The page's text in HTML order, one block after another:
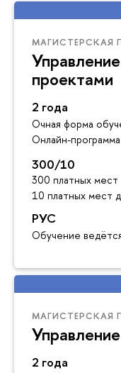
МАГИСТЕРСКАЯ
проектами
2 года
Очная форма
Онлайн-программа
300/10
300 платных мест
10 платных мест
РУС
Обучение
МАГИСТЕРСКАЯ
2 года